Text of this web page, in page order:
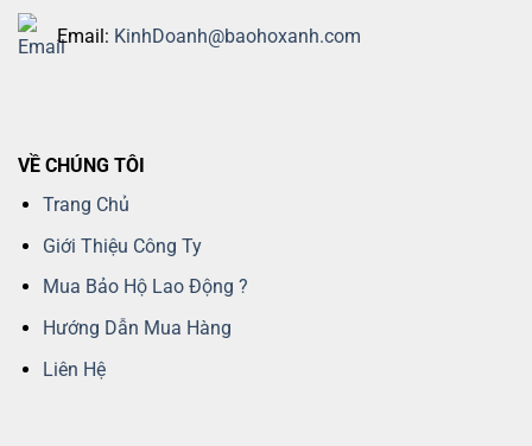
Email: KinhDoanh@baohoxanh.com
VỀ CHÚNG TÔI
Trang Chủ
Giới Thiệu Công Ty
Mua Bảo Hộ Lao Động ?
Hướng Dẫn Mua Hàng
Liên Hệ